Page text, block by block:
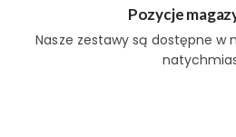
Pozycje
Nasze zestawy są dostępne w